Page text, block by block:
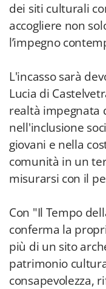
dei siti culturali
accogliere non
l’impegno
L'incasso sarà
Lucia di
realtà impegnata
nell'inclusione
giovani e nella
comunità in un
misurarsi con il
Con "Il Tempo
conferma la
più di un sito
patrimonio
consapevolezza,